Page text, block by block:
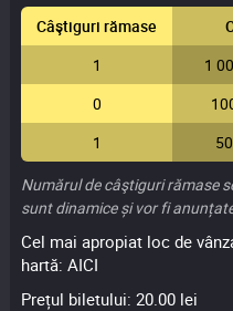
Câştiguri rămase
1
1
0
1
Numărul de câştiguri rămase
sunt dinamice și vor fi
Cel mai apropiat loc de
hartă:AICI
Prețul biletului: 20.00 lei